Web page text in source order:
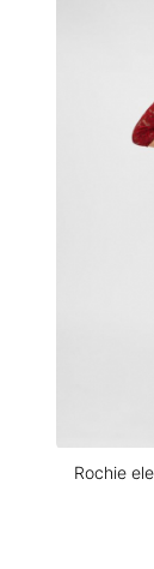
Rochie